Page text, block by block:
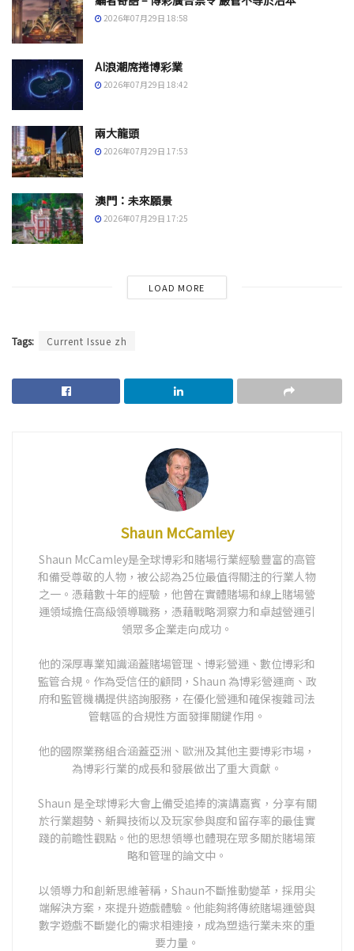
2026年07月29日 18:58
AI浪潮席捲博彩業
2026年07月29日 18:42
兩大龍頭
2026年07月29日 17:53
澳門：未來願景
2026年07月29日 17:25
LOAD MORE
Tags: Current Issue zh
Shaun McCamley
Shaun McCamley是全球博彩和賭場行業經驗豐富的高管
和備受尊敬的人物，被公認為25位最值得關注的行業人物
之一。憑藉數十年的經驗，他曾在實體賭場和線上賭場營
運領域擔任高級領導職務，憑藉戰略洞察力和卓越營運引
領眾多企業走向成功。
他的深厚專業知識涵蓋賭場管理、博彩營運、數位博彩和
監管合規。作為受信任的顧問，Shaun 為博彩營運商、政
府和監管機構提供諮詢服務，在優化營運和確保複雜司法
管轄區的合規性方面發揮關鍵作用。
他的國際業務組合涵蓋亞洲、歐洲及其他主要博彩市場，
為博彩行業的成長和發展做出了重大貢獻。
Shaun 是全球博彩大會上備受追捧的演講嘉賓，分享有關
於行業趨勢、新興技術以及玩家參與度和留存率的最佳實
踐的前瞻性觀點。他的思想領導也體現在眾多關於賭場策
略和管理的論文中。
以領導力和創新思維著稱，Shaun不斷推動變革，採用尖
端解決方案，來提升遊戲體驗。他能夠將傳統賭場運營與
數字遊戲不斷變化的需求相連接，成為塑造行業未來的重
要力量。